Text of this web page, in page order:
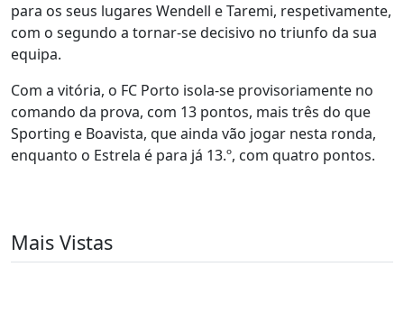
para os seus lugares Wendell e Taremi, respetivamente,
com o segundo a tornar-se decisivo no triunfo da sua
equipa.
Com a vitória, o FC Porto isola-se provisoriamente no
comando da prova, com 13 pontos, mais três do que
Sporting e Boavista, que ainda vão jogar nesta ronda,
enquanto o Estrela é para já 13.º, com quatro pontos.
Mais Vistas